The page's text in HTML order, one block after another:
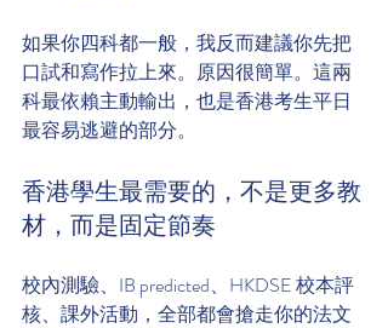
如果你四科都一般，我反而建議你先把
口試和寫作拉上來。原因很簡單。這兩
科最依賴主動輸出，也是香港考生平日
最容易逃避的部分。
香港學生最需要的，不是更多教
材，而是固定節奏
校內測驗、IB predicted、HKDSE 校本評
核、課外活動，全部都會搶走你的法文